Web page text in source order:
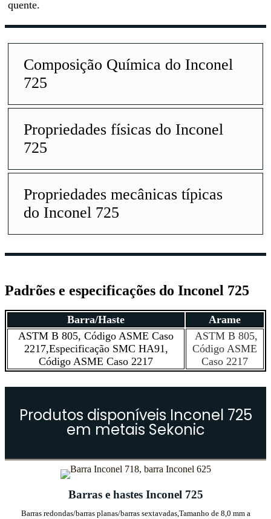
quente.
Composição Química do Inconel
725
Propriedades físicas do Inconel
725
Propriedades mecânicas típicas
do Inconel 725
Padrões e especificações do Inconel 725
Barra/Haste
Arame
ASTM B 805, Código ASME Caso
2217,Especificação SMC HA91,
Código ASME Caso 2217
ASTM B 805,
Código ASME
Caso 2217
Produtos disponíveis Inconel 725
em metais Sekonic
Barras e hastes Inconel 725
Barras redondas/barras planas/barras sextavadas,Tamanho de 8,0 mm a